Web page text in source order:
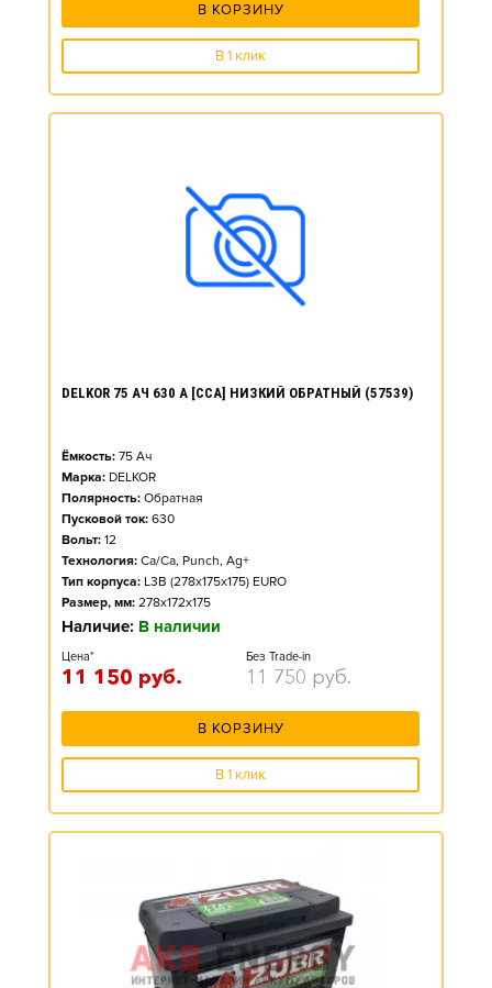
В КОРЗИНУ
В 1 клик
DELKOR 75 АЧ 630 А [CCA] НИЗКИЙ ОБРАТНЫЙ (57539)
Ёмкость: 75 Ач
Марка: DELKOR
Полярность: Обратная
Пусковой ток: 630
Вольт: 12
Технология: Ca/Ca, Punch, Ag+
Тип корпуса: L3B (278x175x175) EURO
Размер, мм: 278x172x175
Наличие: В наличии
Цена*
11 150 руб.
Без Trade-in
11 750 руб.
В КОРЗИНУ
В 1 клик